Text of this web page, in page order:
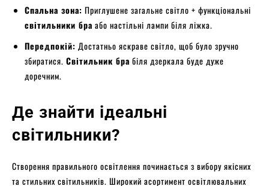
Спальна зона: Приглушене загальне світло + функціональні
світильники бра або настільні лампи біля ліжка.
Передпокій: Достатньо яскраве світло, щоб було зручно
збиратися. Світильник бра біля дзеркала буде дуже
доречним.
Де знайти ідеальні
світильники?
Створення правильного освітлення починається з вибору якісних
та стильних світильників. Широкий асортимент освітлювальних